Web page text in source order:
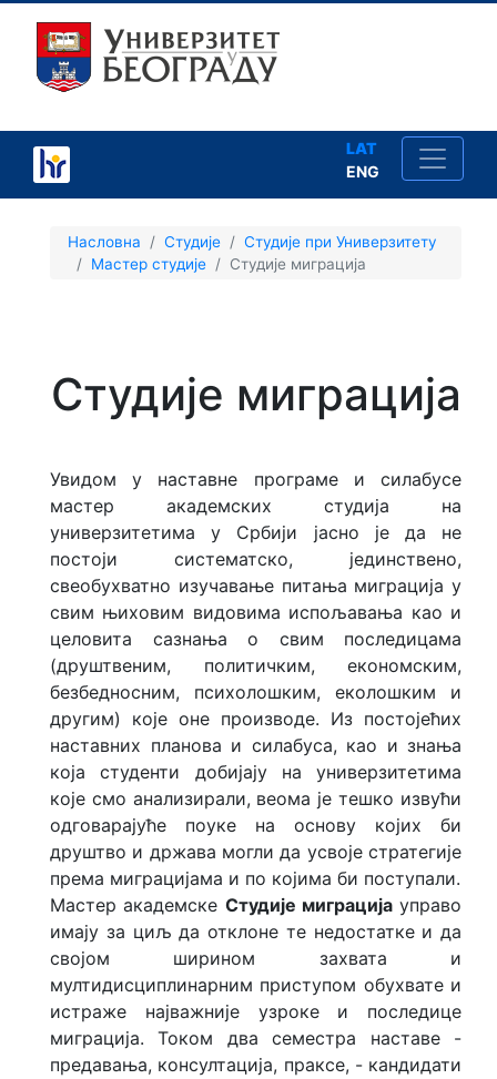
LAT
ENG
Упис
Врсте и нивои студија
Каталог студијских програма
Докторске студије
Правила студирања
Студије при Универзитету
Закони
Признавање страних
високошколских исправа
Верификација исправа
Центар за континуирану едукацију
Истраживање о дипломираним
студентима
Насловна Студије
Студије при Универзитету
Мастер студије
Студије миграција
Студије миграција
Увидом у наставне програме и силабусе
мастер академских студија на
универзитетима у Србији јасно је да не
постоји систематско, јединствено,
свеобухватно изучавање питања миграција у
свим њиховим видовима испољавања као и
целовита сазнања о свим последицама
(друштвеним, политичким, економским,
безбедносним, психолошким, еколошким и
другим) које оне производе. Из постојећих
наставних планова и силабуса, као и знања
која студенти добијају на универзитетима
које смо анализирали, веома је тешко извући
одговарајуће поуке на основу којих би
друштво и држава могли да усвоје стратегије
према миграцијама и по којима би поступали.
Мастер академске Студије миграцијауправо
имају за циљ да отклоне те недостатке и да
својом ширином захвата и
мултидисциплинарним приступом обухвате и
истраже најважније узроке и последице
миграција. Током два семестра наставе -
предавања, консултација, праксе, - кандидати